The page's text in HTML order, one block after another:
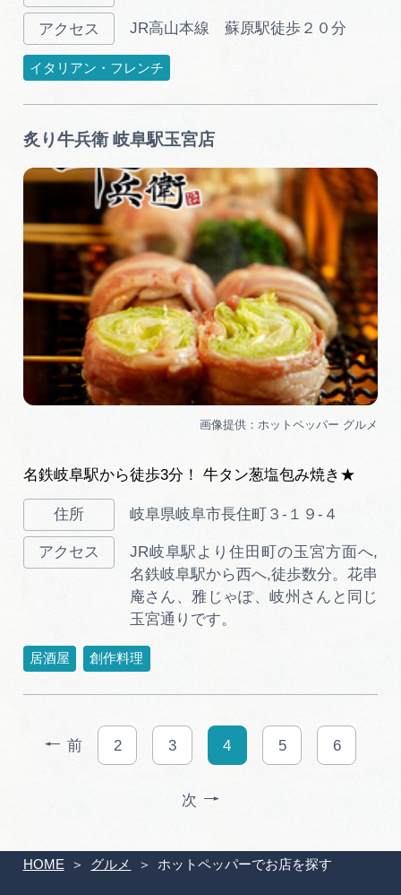
HOME グルメ ホットペッパーでお店を探す
JR高山本線 蘇原駅徒歩２０分
イタリアン・フレンチ
炙り牛兵衛 岐阜駅玉宮店
名鉄岐阜駅から徒歩3分！ 牛タン葱塩包み焼き★
岐阜県岐阜市長住町３-１９-４
JR岐阜駅より住田町の玉宮方面へ,
名鉄岐阜駅から西へ,徒歩数分。花串
庵さん、雅じゃぽ、岐州さんと同じ
玉宮通りです。
居酒屋 創作料理
前 2 3 4 5 6
次